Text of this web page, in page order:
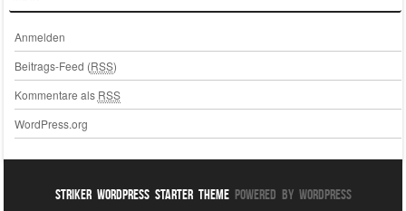
Anmelden
Beitrags-Feed (RSS)
Kommentare als RSS
WordPress.org
Striker WordPress Starter ThemePowered By WordPress